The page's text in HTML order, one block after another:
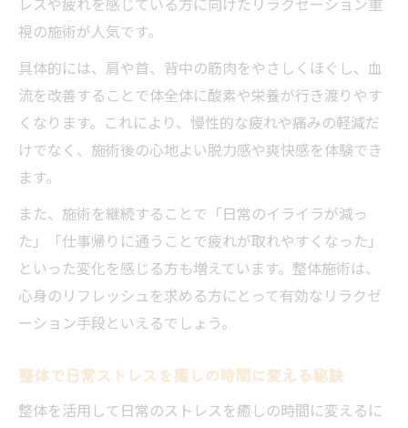
整体が日常ストレス解消に効果的な理由と
ストレス緩和に整体が選ばれるポイントを
整体施術でストレスから解放される体験談
整体でストレスを和らげるための生活習慣
視の施術が人気です。
具体的には、肩や首、背中の筋肉をやさしくほぐし、血
流を改善することで体全体に酸素や栄養が行き渡りやす
くなります。これにより、慢性的な疲れや痛みの軽減だ
けでなく、施術後の心地よい脱力感や爽快感を体験でき
ます。
また、施術を継続することで「日常のイライラが減っ
た」「仕事帰りに通うことで疲れが取れやすくなった」
といった変化を感じる方も増えています。整体施術は、
心身のリフレッシュを求める方にとって有効なリラクゼ
ーション手段といえるでしょう。
整体で日常ストレスを癒しの時間に変える秘訣
整体を活用して日常のストレスを癒しの時間に変えるに